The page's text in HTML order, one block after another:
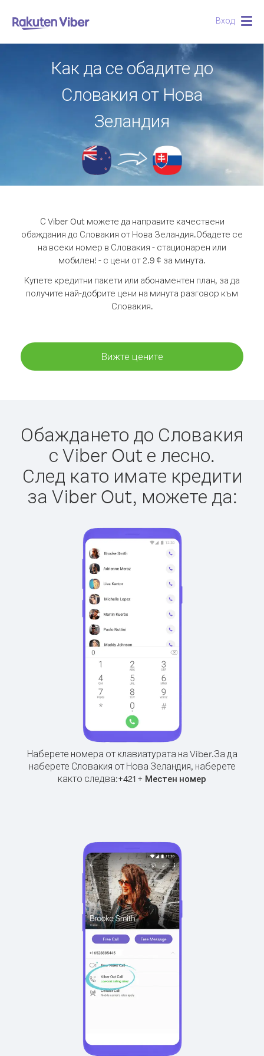
Вход
Как да се обадите до
Словакия от Нова
Зеландия
С Viber Out можете да направите качествени
обаждания до Словакия от Нова Зеландия.Обадете се
на всеки номер в Словакия - стационарен или
мобилен! - с цени от 2.9 ¢ за минута.
Купете кредитни пакети или абонаментен план, за да
получите най-добрите цени на минута разговор към
Словакия.
Вижте цените
Обаждането до Словакия
с Viber Out е лесно.
След като имате кредити
за Viber Out, можете да:
Наберете номера от клавиатурата на Viber.За да
наберете Словакия от Нова Зеландия, наберете
както следва:+421 + Местен номер